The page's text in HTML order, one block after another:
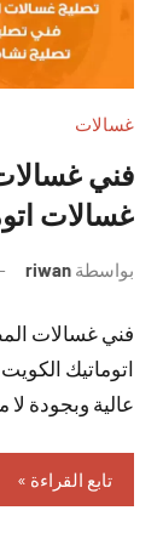
غسالات
غسالات
بواسطة riwan
فني غسالات
اتوماتيك
عالية وبجودة
تابع القراءة